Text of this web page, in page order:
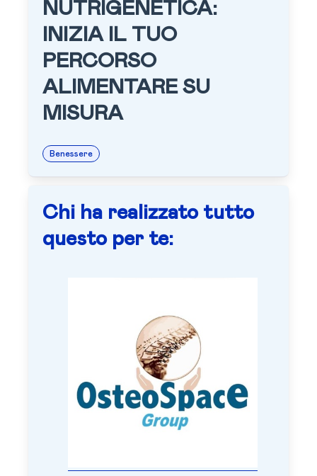
NUTRIGENETICA:
INIZIA IL TUO
PERCORSO
ALIMENTARE SU
MISURA
Benessere
Chi ha realizzato tutto
questo per te: